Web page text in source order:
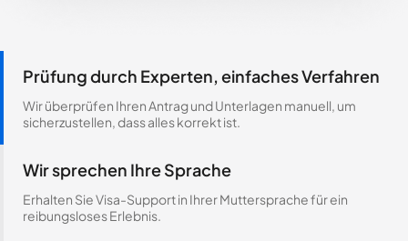
Prüfung durch Experten, einfaches Verfahren
Wir überprüfen Ihren Antrag und Unterlagen manuell, um
sicherzustellen, dass alles korrekt ist.
Wir sprechen Ihre Sprache
Erhalten Sie Visa-Support in Ihrer Muttersprache für ein
reibungsloses Erlebnis.